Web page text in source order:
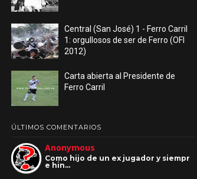
Central (San José) 1 - Ferro Carril
1: orgullosos de ser de Ferro (OFI
2012)
Carta abierta al Presidente de
Ferro Carril
ÚLTIMOS COMENTARIOS
Anonymous
Como hijo de un ex jugador y siempr
e hin…